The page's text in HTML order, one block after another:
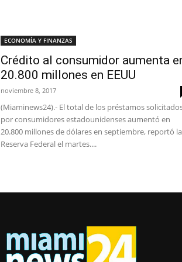
ECONOMÍA Y FINANZAS
Crédito al consumidor aumenta
20.800 millones en EEUU
noviembre 8, 2017
(Miaminews24).- El total de los préstamos
por consumidores estadounidenses aumentó en
20.800 millones de dólares en septiembre, reportó la
Reserva Federal el martes....